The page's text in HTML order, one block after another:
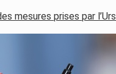
mesures prises par